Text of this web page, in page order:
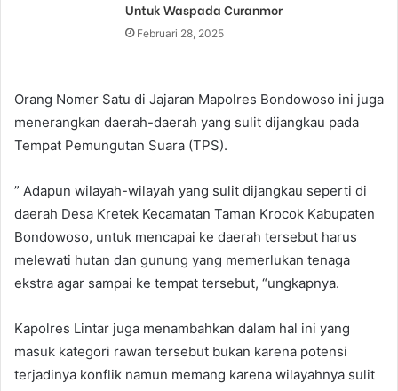
Untuk Waspada Curanmor
Februari 28, 2025
Orang Nomer Satu di Jajaran Mapolres Bondowoso ini juga
menerangkan daerah-daerah yang sulit dijangkau pada
Tempat Pemungutan Suara (TPS).
” Adapun wilayah-wilayah yang sulit dijangkau seperti di
daerah Desa Kretek Kecamatan Taman Krocok Kabupaten
Bondowoso, untuk mencapai ke daerah tersebut harus
melewati hutan dan gunung yang memerlukan tenaga
ekstra agar sampai ke tempat tersebut, “ungkapnya.
Kapolres Lintar juga menambahkan dalam hal ini yang
masuk kategori rawan tersebut bukan karena potensi
terjadinya konflik namun memang karena wilayahnya sulit